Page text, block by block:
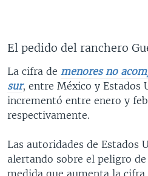
El pedido del ranchero
La cifra de menores no
sur, entre México y Estados
incrementó entre enero y
respectivamente.
Las autoridades de Estados
alertando sobre el peligro